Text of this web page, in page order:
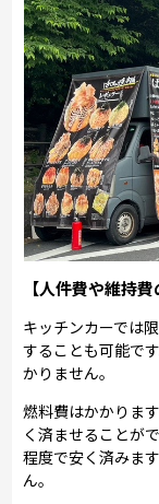
【人件費や維持
キッチンカーでは
することも可能で
かりません。
燃料費はかかりま
く済ませることが
程度で安く済みま
ん。